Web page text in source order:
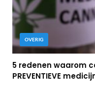
OVERIG
5 redenen waarom
PREVENTIEVE